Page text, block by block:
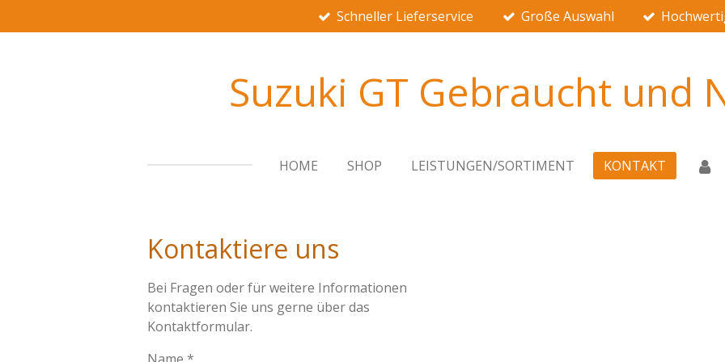
Hauptinhalt
Schneller Lieferservice Große Auswahl
Suzuki GT Gebraucht und
HOME SHOP LEISTUNGEN/SORTIMENT KONTAKT
Kontaktiere uns
Bei Fragen oder für weitere Informationen
kontaktieren Sie uns gerne über das
Kontaktformular.